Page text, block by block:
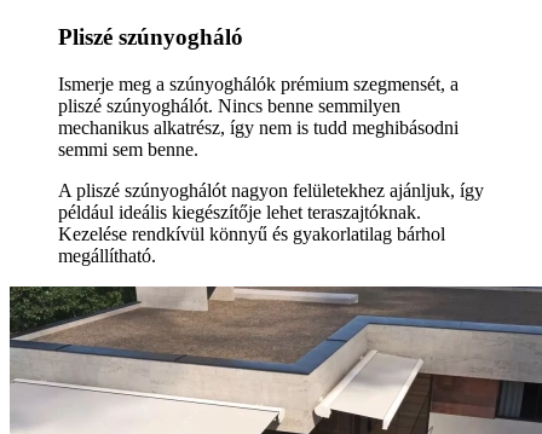
Pliszé szúnyogháló
Ismerje meg a szúnyoghálók prémium szegmensét, a
pliszé szúnyoghálót. Nincs benne semmilyen
mechanikus alkatrész, így nem is tudd meghibásodni
semmi sem benne.
A pliszé szúnyoghálót nagyon felületekhez ajánljuk, így
például ideális kiegészítője lehet teraszajtóknak.
Kezelése rendkívül könnyű és gyakorlatilag bárhol
megállítható.